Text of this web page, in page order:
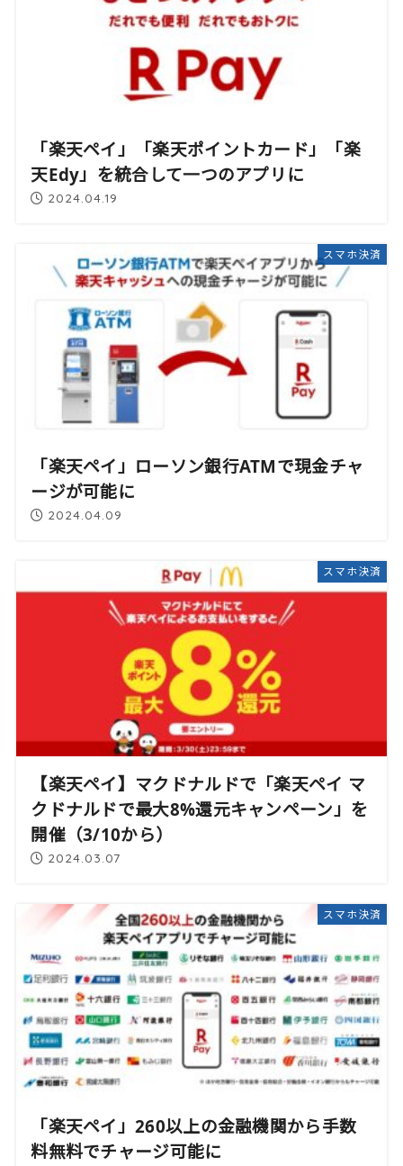
「楽天ペイ」「楽天ポイントカード」「楽
天Edy」を統合して一つのアプリに
2024.04.19
スマホ決済
「楽天ペイ」ローソン銀行ATMで現金チャ
ージが可能に
2024.04.09
スマホ決済
【楽天ペイ】マクドナルドで「楽天ペイ マ
クドナルドで最大8%還元キャンペーン」を
開催（3/10から）
2024.03.07
スマホ決済
「楽天ペイ」260以上の金融機関から手数
料無料でチャージ可能に